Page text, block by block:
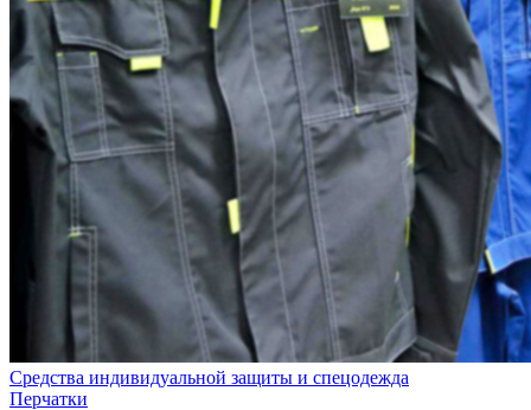
Средства индивидуальной защиты и спецодежда
Перчатки